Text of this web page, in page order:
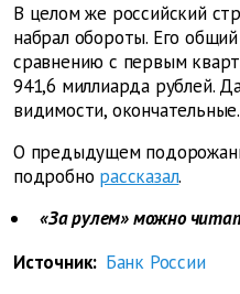
В целом же российский
набрал обороты. Его
сравнению с первым
941,6 миллиарда рублей.
видимости, окончательные.
О предыдущем
подробно рассказал.
«За рулем» можно
Источник: Банк России